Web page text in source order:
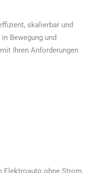
skalierbar und
Bewegung und
Ihren Anforderungen
Elektroauto ohne Strom.